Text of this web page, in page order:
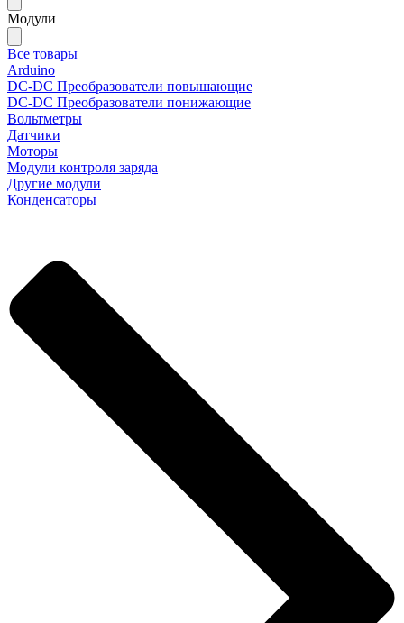
Модули
Все товары
Arduino
DC-DC Преобразователи повышающие
DC-DC Преобразователи понижающие
Вольтметры
Датчики
Моторы
Модули контроля заряда
Другие модули
Конденсаторы